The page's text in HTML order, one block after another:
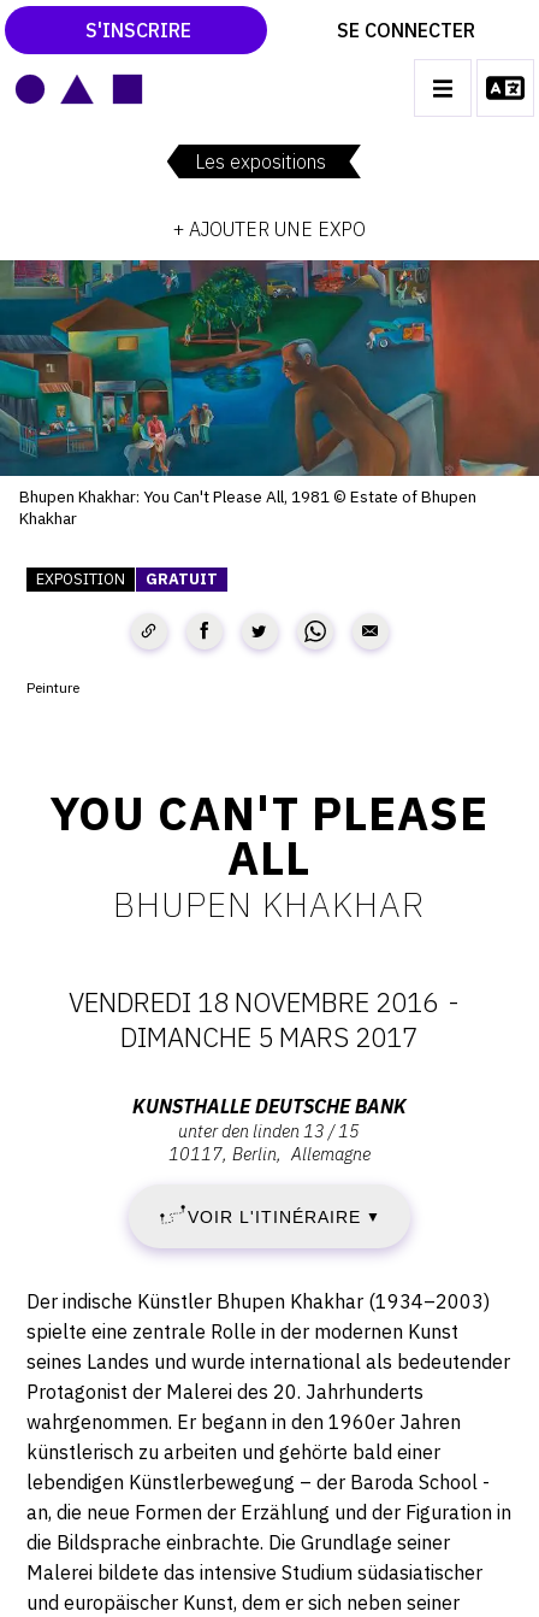
S'INSCRIRE SE CONNECTER
CATALOGUES RAISONNÉS
LES EXPOSITIONS
LES VERNISSAGES
ARCHIVES DES EXPOSITIONS
ACTUALITÉS DU MONDE DE L'ART
LIBRAIRIE : LIVRES & CATALOGUES
LEXIQUE ARTISTIQUE
CRÉER SON CATALOGUE RAISONNÉ
PUBLIER SES EXPOSITIONS
DEVENIR CONTRIBUTEUR
CONTACT
CGU
CGV
SUIVEZ-NOUS
INSTAGRAM
FACEBOOK
TWITTER
PINTEREST
Les expositions
+ AJOUTER UNE EXPO
Bhupen Khakhar: You Can't Please All, 1981 © Estate of Bhupen
Khakhar
EXPOSITION GRATUIT
Peinture
YOU CAN'T PLEASE
ALL
BHUPEN KHAKHAR
DATES
:
VENDREDI
18
NOVEMBRE
2016
-
DIMANCHE
5
MARS
2017
VENDREDI 18 NOVEMBRE 2016 -
DIMANCHE 5 MARS 2017
den
Linden
13
/
15,
10117
Berlin
KUNSTHALLE DEUTSCHE BANK
unter den linden 13 / 15
10117 Berlin Allemagne
VOIR L'ITINÉRAIRE ▼
Description,
horaires...
Der indische Künstler Bhupen Khakhar (1934–2003)
spielte eine zentrale Rolle in der modernen Kunst
seines Landes und wurde international als bedeutender
Protagonist der Malerei des 20. Jahrhunderts
wahrgenommen. Er begann in den 1960er Jahren
künstlerisch zu arbeiten und gehörte bald einer
lebendigen Künstlerbewegung – der Baroda School -
an, die neue Formen der Erzählung und der Figuration in
die Bildsprache einbrachte. Die Grundlage seiner
Malerei bildete das intensive Studium südasiatischer
und europäischer Kunst, dem er sich neben seiner